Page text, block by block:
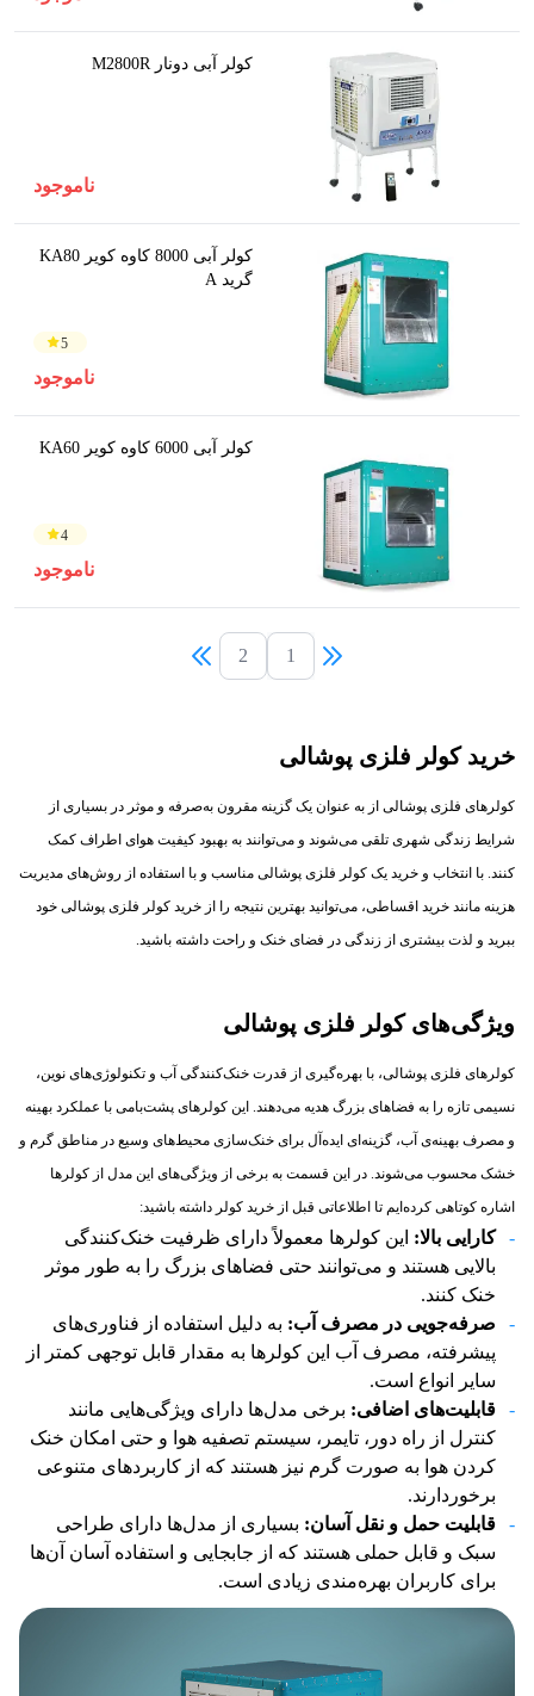
کولر آبی دونار M2800R
ناموجود
کولر آبی 8000 کاوه کویر KA80
گرید A
5
ناموجود
کولر آبی 6000 کاوه کویر KA60
4
ناموجود
1
2
خرید کولر فلزی پوشالی
کولرهای فلزی پوشالی از به عنوان یک گزینه مقرون به‌صرفه و موثر در بسیاری از
شرایط زندگی شهری تلقی می‌شوند و می‌توانند به بهبود کیفیت هوای اطراف کمک
کنند. با انتخاب و خرید یک کولر فلزی پوشالی مناسب و با استفاده از روش‌های مدیریت
هزینه مانند خرید اقساطی، می‌توانید بهترین نتیجه را از خرید کولر فلزی پوشالی خود
ببرید و لذت بیشتری از زندگی در فضای خنک و راحت داشته باشید.
ویژگی‌های کولر فلزی پوشالی
کولرهای فلزی پوشالی، با بهره‌گیری از قدرت خنک‌کنندگی آب و تکنولوژی‌های نوین،
نسیمی تازه را به فضاهای بزرگ هدیه می‌دهند. این کولرهای پشت‌بامی با عملکرد بهینه
و مصرف بهینه‌ی آب، گزینه‌ای ایده‌آل برای خنک‌سازی محیط‌های وسیع در مناطق گرم و
خشک محسوب می‌شوند. در این قسمت به برخی از ویژگی‌های این مدل از کولرها
اشاره کوتاهی کرده‌ایم تا اطلاعاتی قبل از خرید کولر داشته باشید:
کارایی بالا: این کولرها معمولاً دارای ظرفیت خنک‌کنندگی
بالایی هستند و می‌توانند حتی فضاهای بزرگ را به طور موثر
خنک کنند.
صرفه‌جویی در مصرف آب: به دلیل استفاده از فناوری‌های
پیشرفته، مصرف آب این کولرها به مقدار قابل توجهی کمتر از
سایر انواع است.
قابلیت‌های اضافی: برخی مدل‌ها دارای ویژگی‌هایی مانند
کنترل از راه دور، تایمر، سیستم تصفیه هوا و حتی امکان خنک
کردن هوا به صورت گرم نیز هستند که از کاربردهای متنوعی
برخوردارند.
قابلیت حمل و نقل آسان: بسیاری از مدل‌ها دارای طراحی
سبک و قابل حملی هستند که از جابجایی و استفاده آسان آن‌ها
برای کاربران بهره‌مندی زیادی است.